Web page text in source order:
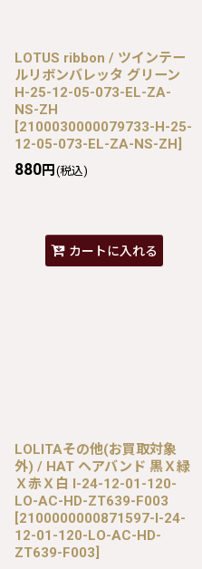
LOTUS ribbon / ツインテー
ルリボンバレッタ グリーン
H-25-12-05-073-EL-ZA-
NS-ZH
[2100030000079733-H-25-
12-05-073-EL-ZA-NS-ZH]
880円 (税込)
カートに入れる
LOLITAその他(お買取対象
外) / HAT ヘアバンド 黒Ｘ緑
Ｘ赤Ｘ白 I-24-12-01-120-
LO-AC-HD-ZT639-F003
[2100000000871597-I-24-
12-01-120-LO-AC-HD-
ZT639-F003]